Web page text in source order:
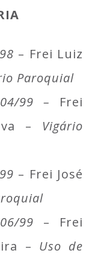
– Frei Luiz
Paroquial
99 – Frei
– Vigário
– Frei José
99 – Frei
– Uso de